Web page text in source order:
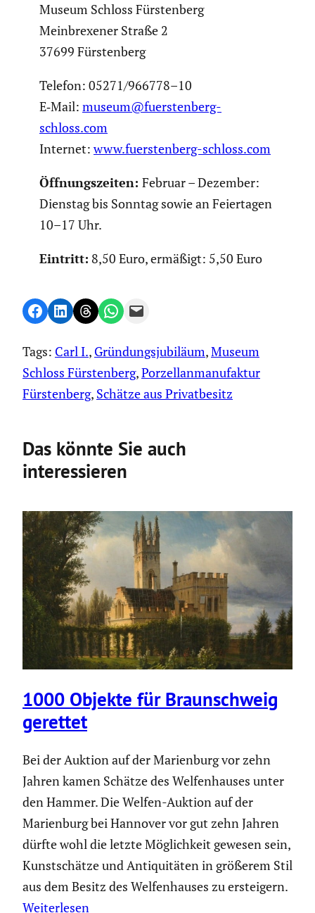
Museum Schloss Fürsten­berg
Meinbrexener Straße 2
37699 Fürsten­berg
Telefon: 05271/966778–10
E‑Mail: museum@fuerstenberg-
schloss.com
Internet:www.fuerstenberg-schloss.com
Öffnungs­zeiten: Februar – Dezember:
Dienstag bis Sonntag sowie an Feier­tagen
10–17 Uhr.
Eintritt: 8,50 Euro, ermäßigt: 5,50 Euro
Share on Facebook
Share on LinkedIn
Share on Threads
Share on WhatsApp
Email this Page
Tags: Carl I., Gründungsjubiläum, Museum
Schloss Fürstenberg, Porzellanmanufaktur
Fürstenberg, Schätze aus Privatbesitz
Das könnte Sie auch
interessieren
1000 Objekte für Braun­schweig
gerettet
Bei der Auktion auf der Marien­burg vor zehn
Jahren kamen Schätze des Welfen­hauses unter
den Hammer. Die Welfen-Auktion auf der
Marien­burg bei Hannover vor gut zehn Jahren
dürfte wohl die letzte Möglich­keit gewesen sein,
Kunst­schätze und Antiqui­täten in größerem Stil
aus dem Besitz des Welfen­hauses zu erstei­gern.
Weiterlesen